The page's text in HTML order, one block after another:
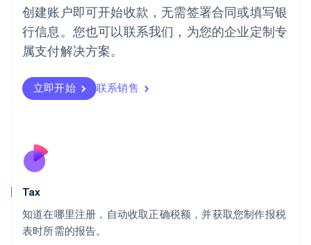
创建账户即可开始收款，无需签署合同或填写银
行信息。您也可以联系我们，为您的企业定制专
属支付解决方案。
立即开始 联系销售
Tax
知道在哪里注册，自动收取正确税额，并获取您制作报税
表时所需的报告。
English
葡萄牙
PortuguêsEnglish
日本
瑞典
Svenska English
瑞士
English
斯洛伐克
泰国
ไทยEnglish